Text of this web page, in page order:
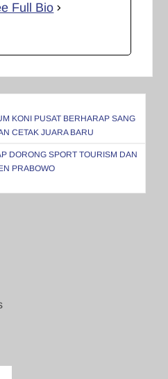
Full Bio
KONI PUSAT BERHARAP SANG
CETAK JUARA BARU
DORONG SPORT TOURISM DAN
PRABOWO